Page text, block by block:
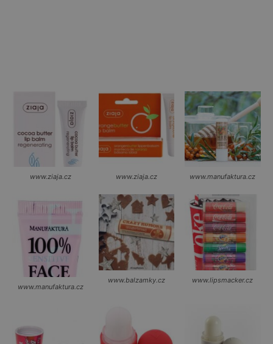
www.ziaja.cz www.ziaja.cz www.manufaktura.cz
www.manufaktura.cz
www.balzamky.cz www.lipsmacker.cz